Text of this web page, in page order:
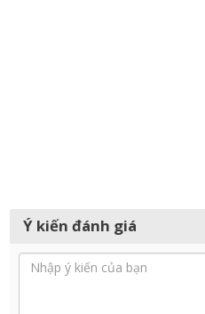
Ý kiến đánh giá